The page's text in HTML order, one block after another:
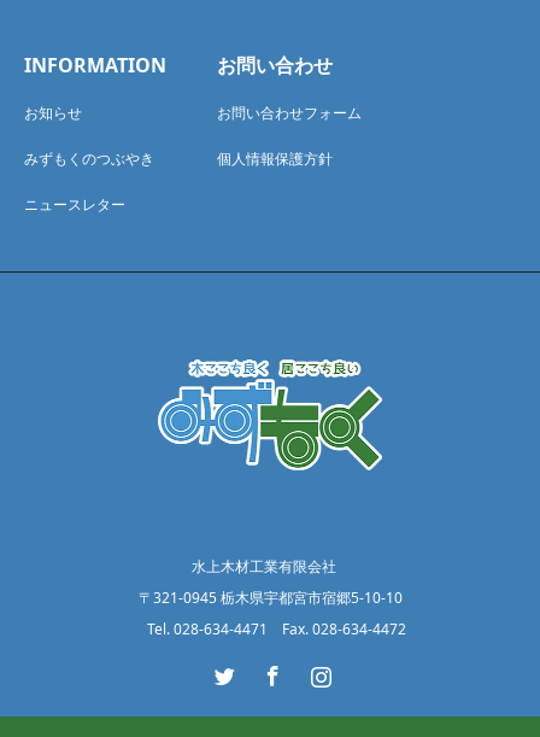
INFORMATION
お知らせ
みずもくのつぶやき
ニュースレター
お問い合わせ
お問い合わせフォーム
個人情報保護方針
水上木材工業有限会社
〒321-0945 栃木県宇都宮市宿郷5-10-10
Tel. 028-634-4471 Fax. 028-634-4472